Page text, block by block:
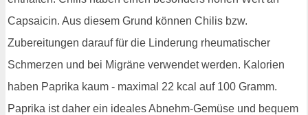
Capsaicin. Aus diesem Grund können Chilis bzw.
Zubereitungen darauf für die Linderung rheumatischer
Schmerzen und bei Migräne verwendet werden. Kalorien
haben Paprika kaum - maximal 22 kcal auf 100 Gramm.
Paprika ist daher ein ideales Abnehm-Gemüse und bequem